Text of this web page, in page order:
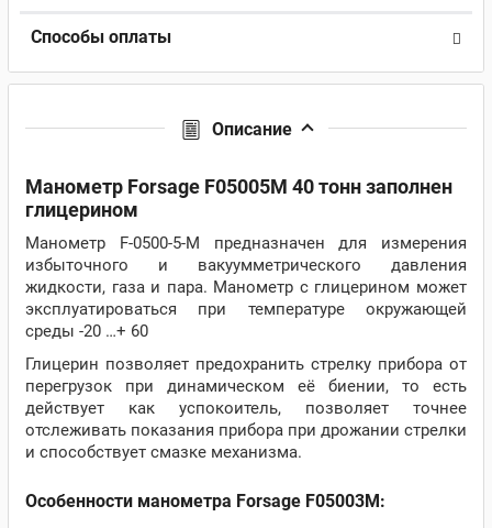
Способы оплаты
Описание
Манометр Forsage F05005M 40 тонн заполнен
глицерином
Манометр F-0500-5-M предназначен для измерения
избыточного и вакуумметрического давления
жидкости, газа и пара. Манометр с глицерином может
эксплуатироваться при температуре окружающей
среды -20 …+ 60
Глицерин позволяет предохранить стрелку прибора от
перегрузок при динамическом её биении, то есть
действует как успокоитель, позволяет точнее
отслеживать показания прибора при дрожании стрелки
и способствует смазке механизма.
Особенности манометра Forsage F05003M: